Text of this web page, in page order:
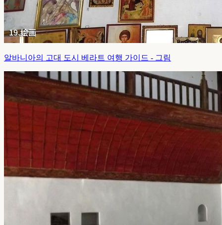
알바니아의 고대 도시 베라트 여행 가이드 - 그림